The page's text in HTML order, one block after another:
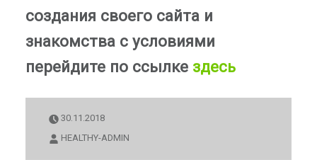
создания своего сайта и
знакомства с условиями
перейдите по ссылке здесь
30.11.2018
HEALTHY-ADMIN